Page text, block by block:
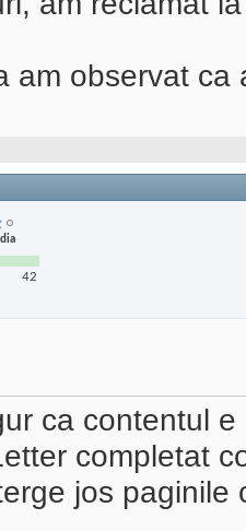
am observat
42
ca contentul
completat
jos paginile